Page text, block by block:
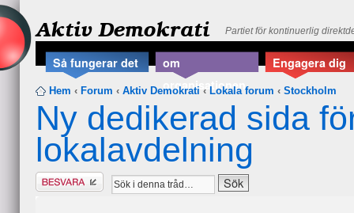
Aktiv Demokrati Partiet för kontinuerlig
Så fungerar det
om
organisationen
Engagera dig
Hem ‹ Forum ‹ Aktiv Demokrati ‹ Lokala forum ‹ Stockholm
Ny dedikerad sida
lokalavdelning
Besvara